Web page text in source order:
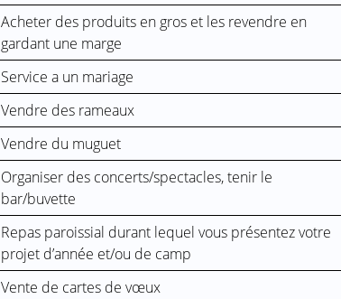
Acheter des produits en gros et les revendre en
gardant une marge
Service a un mariage
Vendre des rameaux
Vendre du muguet
Organiser des concerts/spectacles, tenir le
bar/buvette
Repas paroissial durant lequel vous présentez votre
projet d’année et/ou de camp
Vente de cartes de vœux